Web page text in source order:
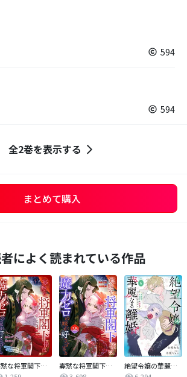
594
594
全2巻を表示する
まとめて購入
によく読まれている作品
寡黙な将軍閣下様は魔力ゼロの嫁が好きすぎる～なぜか旦那様の心の声が聞こえます！？～［1話売り］
寡黙な将軍閣下様は魔力ゼロの嫁が好きすぎる～なぜか旦那様の心の声が聞こえます！？～
絶望令嬢の華麗なる離婚～幼馴染の大公閣下の溺愛が止まらないのです～